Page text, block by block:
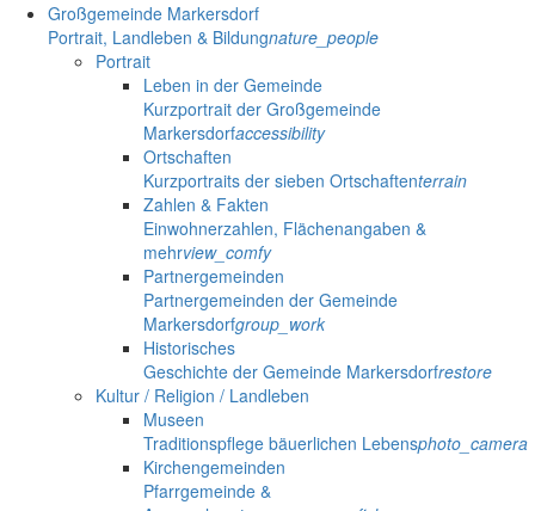
Großgemeinde Markersdorf
Portrait, Landleben & Bildungnature_people
Portrait
Leben in der Gemeinde
Kurzportrait der Großgemeinde
Markersdorfaccessibility
Ortschaften
Kurzportraits der sieben Ortschaftenterrain
Zahlen & Fakten
Einwohnerzahlen, Flächenangaben &
mehrview_comfy
Partnergemeinden
Partnergemeinden der Gemeinde
Markersdorfgroup_work
Historisches
Geschichte der Gemeinde Markersdorfrestore
Kultur / Religion / Landleben
Museen
Traditionspflege bäuerlichen Lebensphoto_camera
Kirchengemeinden
Pfarrgemeinde &